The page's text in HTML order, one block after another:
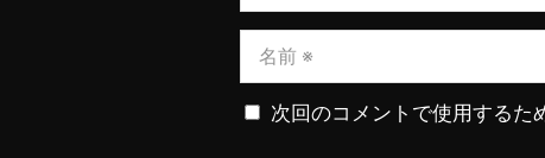
次回のコメントで使用するた